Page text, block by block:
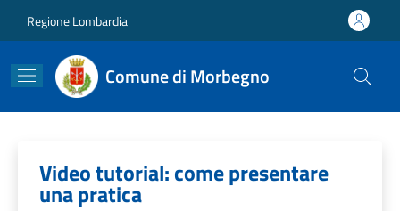
Regione Lombardia
Comune di Morbegno
Video tutorial: come presentare
una pratica